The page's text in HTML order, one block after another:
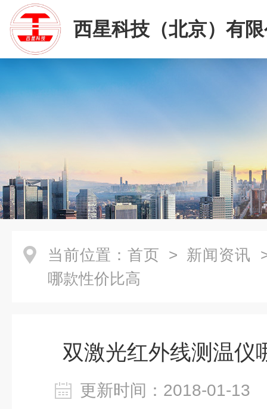
西星科技（北京）有
当前位置： 首页 > 新闻资讯
哪款性价比高
双激光红外线测温仪
更新时间：2018-01-